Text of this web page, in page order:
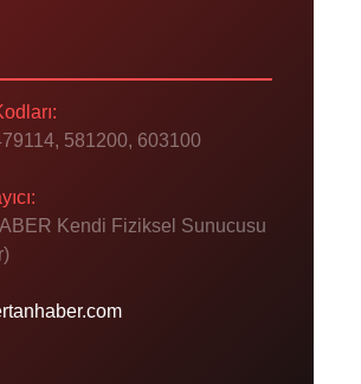
581200, 603100
Kendi Fiziksel Sunucusu